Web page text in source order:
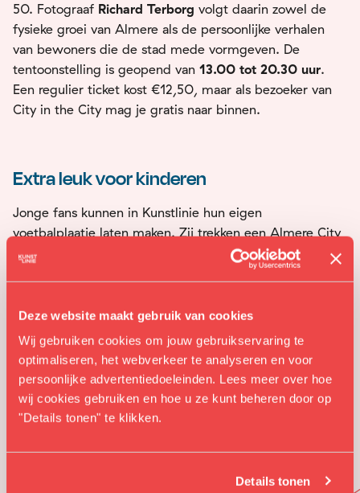
Deze website maakt gebruik van cookies
Wij gebruiken cookies om jouw gebruikservaring te
optimaliseren, het webverkeer te analyseren en voor
persoonlijke advertentiedoeleinden. Lees meer over hoe
wij cookies gebruiken en hoe u ze kunt beheren door op
"Details tonen" te klikken.
Details tonen
50. Fotograaf Richard Terborg volgt daarin zowel de
fysieke groei van Almere als de persoonlijke verhalen
van bewoners die de stad mede vormgeven. De
tentoonstelling is geopend van 13.00 tot 20.30 uur.
Een regulier ticket kost €12,50, maar als bezoeker van
City in the City mag je gratis naar binnen.
Extra leuk voor kinderen
Jonge fans kunnen in Kunstlinie hun eigen
voetbalplaatje laten maken. Zij trekken een Almere City
FC‑shirt aan, gaan op de foto en krijgen het resultaat
direct mee naar huis als écht voetbalplaatje.